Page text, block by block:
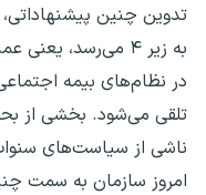
تدوین چنین
به زیر ۴ می‌رسد،
تلقی می‌شود. بخشی از
ناشی از سیاست‌های
امروز سازمان به سمت